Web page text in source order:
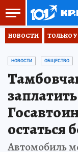
НОВОСТИ ТОЛЬКО
НОВОСТИ ОБЩЕСТВО
остаться
Автомобиль